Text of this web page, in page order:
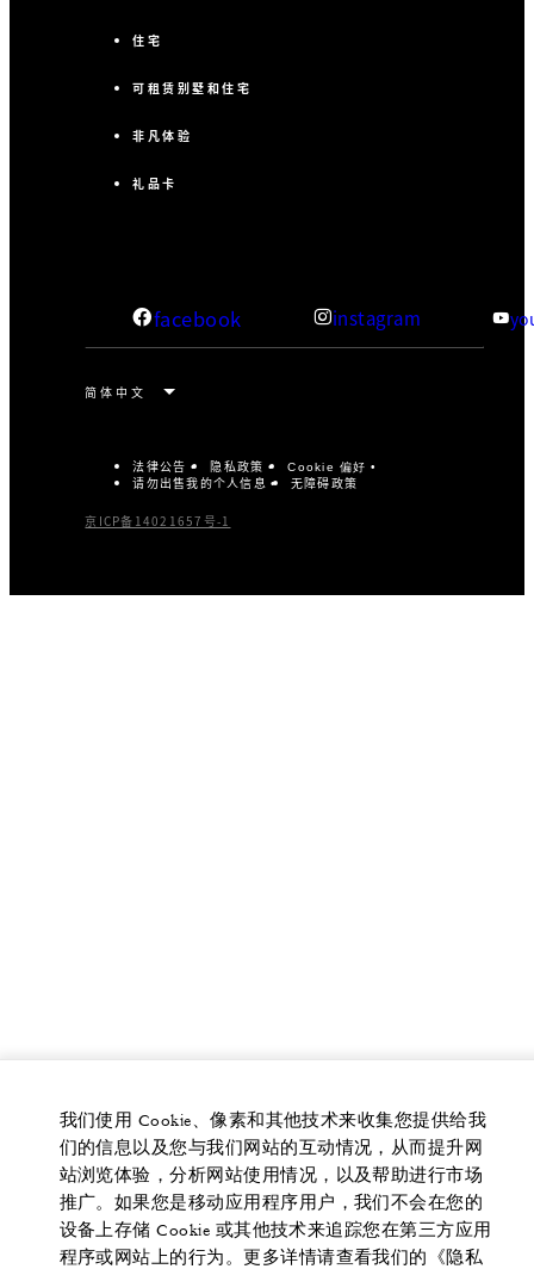
住宅
可租赁别墅和住宅
非凡体验
礼品卡
facebook instagram
法律公告 隐私政策 Cookie 偏好
请勿出售我的个人信息 无障碍政策
京ICP备14021657号-1
我们使用 Cookie、像素和其他技术来收集您提供给我
们的信息以及您与我们网站的互动情况，从而提升网
站浏览体验，分析网站使用情况，以及帮助进行市场
推广。如果您是移动应用程序用户，我们不会在您的
设备上存储 Cookie 或其他技术来追踪您在第三方应用
程序或网站上的行为。更多详情请查看我们的《隐私